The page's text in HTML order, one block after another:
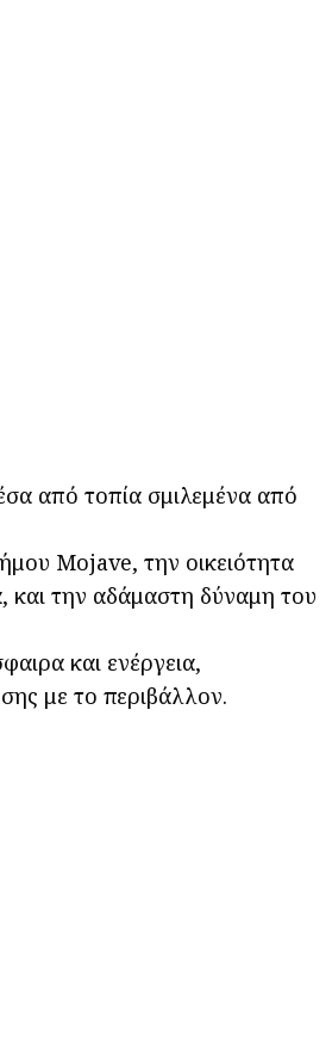
από τοπία σμιλεμένα από
Mojave, την οικειότητα
και την αδάμαστη δύναμη του
και ενέργεια,
με το περιβάλλον.